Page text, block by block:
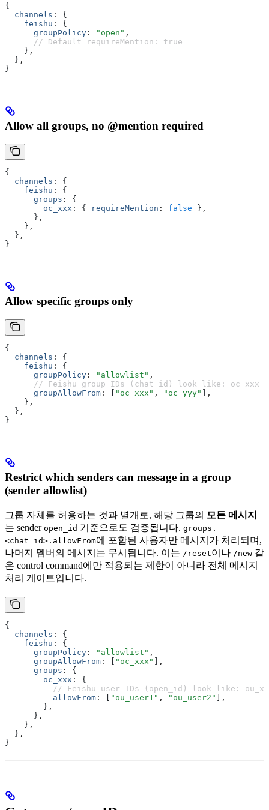
{
  channels
:
{
    feishu
:
{
      groupPolicy
: "open" ,
      // Default requireMention: true
    }
,
  }
,
}
Allow all groups, no @mention required
{
  channels
:
{
    feishu
:
{
      groups
:
{
        oc_xxx
: { requireMention : false } ,
      }
,
    }
,
  }
,
}
Allow specific groups only
{
  channels
:
{
    feishu
:
{
      groupPolicy
: "allowlist" ,
      // Feishu group IDs (chat_id) look like: oc_xxx
      groupAllowFrom
: "oc_xxx" , "oc_yyy"
,
    }
,
  }
,
}
Restrict which senders can message in a group
(sender allowlist)
그룹 자체를 허용하는 것과 별개로, 해당 그룹의 모든 메시지
는 sender open_id 기준으로도 검증됩니다. groups.
<chat_id>.allowFrom에 포함된 사용자만 메시지가 처리되며,
나머지 멤버의 메시지는 무시됩니다. 이는 /reset이나 /new 같
은 control command에만 적용되는 제한이 아니라 전체 메시지
처리 게이트입니다.
{
  channels
:
{
    feishu
:
{
      groupPolicy
: "allowlist" ,
      groupAllowFrom
: [ "oc_xxx" ] ,
      groups
:
{
        oc_xxx
:
{
// Feishu user IDs (open_id) look like:
          allowFrom
: [ "ou_user1" , "ou_user2" ] ,
        }
,
      }
,
    }
,
  }
,
}